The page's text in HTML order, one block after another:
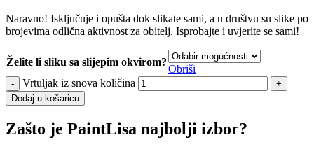
Naravno! Isključuje i opušta dok slikate sami, a u društvu su slike po
brojevima odlična aktivnost za obitelj. Isprobajte i uvjerite se sami!
Želite li sliku sa slijepim okvirom?
Obriši
Vrtuljak iz snova količina
Dodaj u košaricu
Zašto je PaintLisa najbolji izbor?